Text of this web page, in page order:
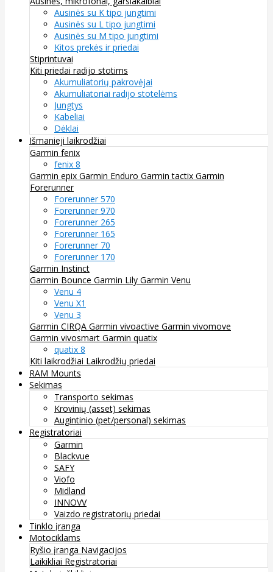
Ausinės su K tipo jungtimi
Ausinės su L tipo jungtimi
Ausinės su M tipo jungtimi
Kitos prekės ir priedai
Stiprintuvai
Kiti priedai radijo stotims
Akumuliatorių pakrovėjai
Akumuliatoriai radijo stotelėms
Jungtys
Kabeliai
Dėklai
Išmanieji laikrodžiai
Garmin fenix
fenix 8
Garmin epix Garmin Enduro Garmin tactix Garmin
Forerunner
Forerunner 570
Forerunner 970
Forerunner 265
Forerunner 165
Forerunner 70
Forerunner 170
Garmin Instinct
Garmin Bounce Garmin Lily Garmin Venu
Venu 4
Venu X1
Venu 3
Garmin CIRQA Garmin vivoactive Garmin vivomove
Garmin vivosmart Garmin quatix
quatix 8
Kiti laikrodžiai Laikrodžių priedai
RAM Mounts
Sekimas
Transporto sekimas
Krovinių (asset) sekimas
Augintinio (pet/personal) sekimas
Registratoriai
Garmin
Blackvue
SAFY
Viofo
Midland
INNOVV
Vaizdo registratorių priedai
Tinklo įranga
Motociklams
Ryšio įranga Navigacijos
Laikikliai Registratoriai